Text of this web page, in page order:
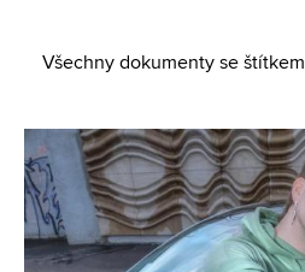
Všechny dokumenty se štítkem